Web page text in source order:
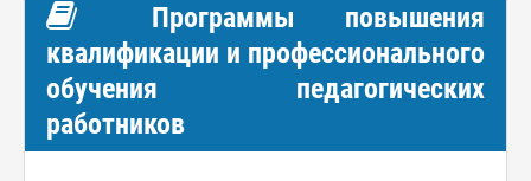
Программы повышения
квалификации и профессионального
обучения педагогических
работников